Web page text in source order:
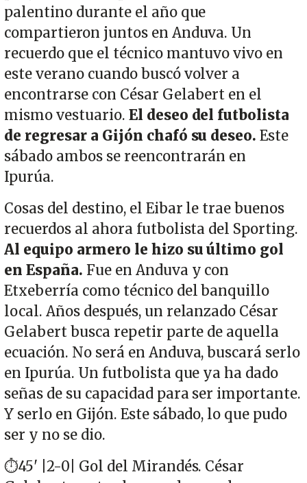
palentino durante el año que
compartieron juntos en Anduva. Un
recuerdo que el técnico mantuvo vivo en
este verano cuando buscó volver a
encontrarse con César Gelabert en el
mismo vestuario. El deseo del futbolista
de regresar a Gijón chafó su deseo. Este
sábado ambos se reencontrarán en
Ipurúa.
Cosas del destino, el Eibar le trae buenos
recuerdos al ahora futbolista del Sporting.
Al equipo armero le hizo su último gol
en España. Fue en Anduva y con
Etxeberría como técnico del banquillo
local. Años después, un relanzado César
Gelabert busca repetir parte de aquella
ecuación. No será en Anduva, buscará serlo
en Ipurúa. Un futbolista que ya ha dado
señas de su capacidad para ser importante.
Y serlo en Gijón. Este sábado, lo que pudo
ser y no se dio.
⏱️45' |2-0| Gol del Mirandés. César